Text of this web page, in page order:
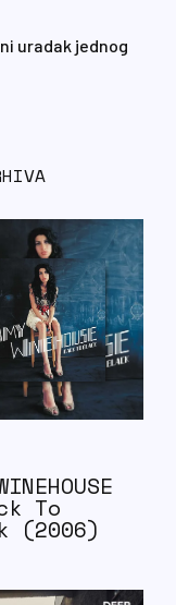
uradak jednog
objavljivanja
i
za budućnost,
odrazili na
sceni
no isto
veličanstvenog
u dobrom dijelu
produkcije.
‘Pet
KLFM-ovom
i nama draga
‘Nezaboravne
To
(2006)